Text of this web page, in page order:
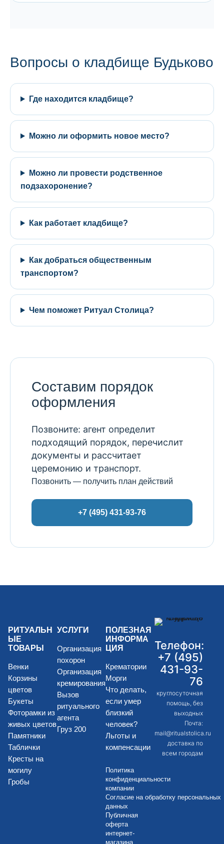
Вопросы о кладбище Будьково
Где находится кладбище?
Можно ли оформить новое место?
Можно ли провести родственное
подзахоронение?
Как работает кладбище?
Как добраться общественным
транспортом?
Чем поможет Ритуал Столица?
Составим порядок
оформления
Позвоните: агент определит
подходящий порядок, перечислит
документы и рассчитает
церемонию и транспорт.
Позвонить — получить план действий
+7 (495) 431-93-76
РИТУАЛЬН
ЫЕ
ТОВАРЫ
Венки
Корзины
цветов
Букеты
Фоторамки из
живых цветов
Памятники
Таблички
Кресты на
могилу
Гробы
УСЛУГИ
Организация
похорон
Организация
кремирования
Вызов
ритуального
агента
Груз 200
ПОЛЕЗНАЯ
ИНФОРМА
ЦИЯ
Крематории
Морги
Что делать,
если умер
близкий
человек?
Льготы и
компенсации
Политика
конфиденциальности
компании
Согласие на обработку персональных
данных
Публичная
оферта
интернет-
магазина
Телефон:
+7 (495)
431-93-
76
круглосуточная
помощь, без
выходных
Почта:
mail@ritualstolica.ru
доставка по
всем городам